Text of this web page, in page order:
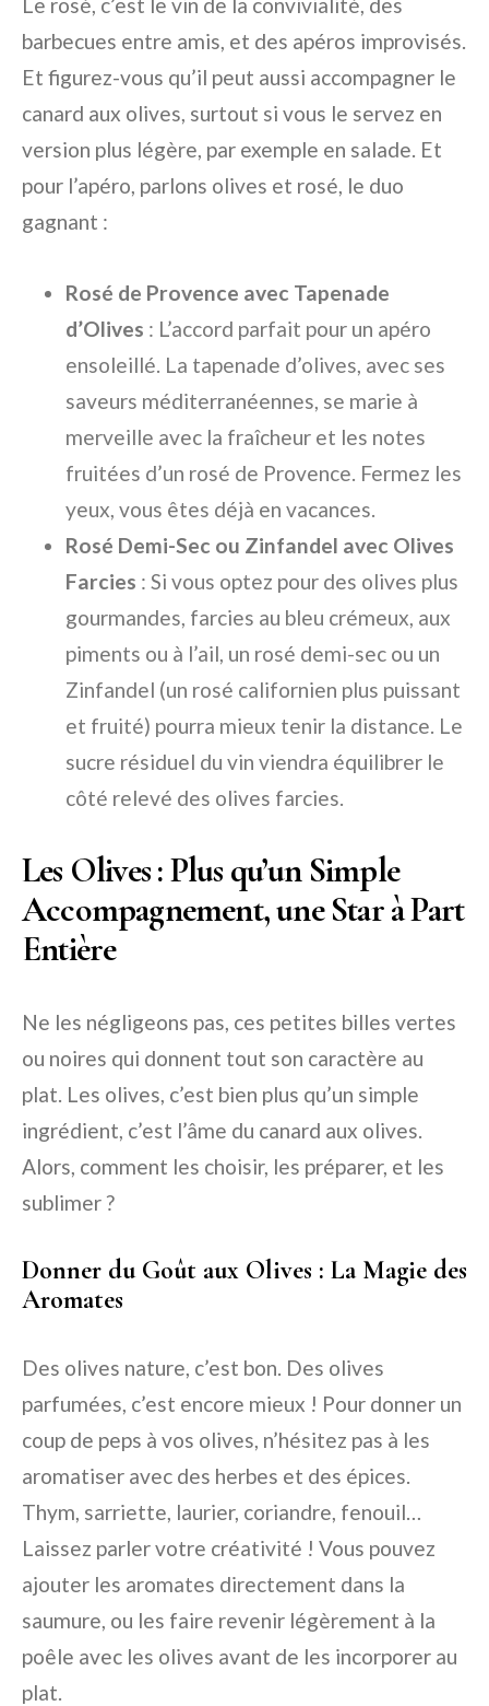
barbecues entre amis, et des apéros improvisés.
Et figurez-vous qu’il peut aussi accompagner le
canard aux olives, surtout si vous le servez en
version plus légère, par exemple en salade. Et
pour l’apéro, parlons olives et rosé, le duo
gagnant :
Rosé de Provence avec Tapenade
d’Olives : L’accord parfait pour un apéro
ensoleillé. La tapenade d’olives, avec ses
saveurs méditerranéennes, se marie à
merveille avec la fraîcheur et les notes
fruitées d’un rosé de Provence. Fermez les
yeux, vous êtes déjà en vacances.
Rosé Demi-Sec ou Zinfandel avec Olives
Farcies : Si vous optez pour des olives plus
gourmandes, farcies au bleu crémeux, aux
piments ou à l’ail, un rosé demi-sec ou un
Zinfandel (un rosé californien plus puissant
et fruité) pourra mieux tenir la distance. Le
sucre résiduel du vin viendra équilibrer le
côté relevé des olives farcies.
Les Olives : Plus qu’un Simple
Accompagnement, une Star à Part
Entière
Ne les négligeons pas, ces petites billes vertes
ou noires qui donnent tout son caractère au
plat. Les olives, c’est bien plus qu’un simple
ingrédient, c’est l’âme du canard aux olives.
Alors, comment les choisir, les préparer, et les
sublimer ?
Donner du Goût aux Olives : La Magie des
Aromates
Des olives nature, c’est bon. Des olives
parfumées, c’est encore mieux ! Pour donner un
coup de peps à vos olives, n’hésitez pas à les
aromatiser avec des herbes et des épices.
Thym, sarriette, laurier, coriandre, fenouil…
Laissez parler votre créativité ! Vous pouvez
ajouter les aromates directement dans la
saumure, ou les faire revenir légèrement à la
poêle avec les olives avant de les incorporer au
plat.